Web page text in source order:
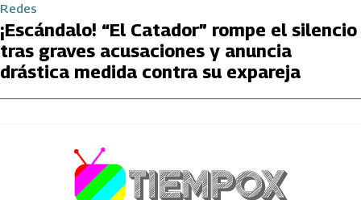
Redes
¡Escándalo! “El Catador” rompe el silencio
tras graves acusaciones y anuncia
drástica medida contra su expareja